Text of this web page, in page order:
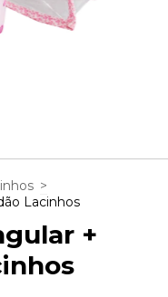
>
Lacinhos
+